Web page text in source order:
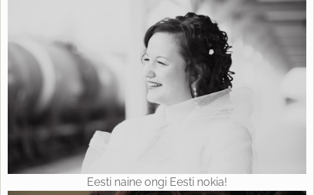
Eesti naine ongi Eesti nokia!